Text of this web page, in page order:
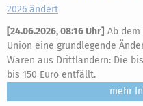
2026 ändert
[24.06.2026, 08:16 Uhr] Ab dem
Union eine grundlegende
Waren aus Drittländern: Die
bis 150 Euro entfällt.
mehr